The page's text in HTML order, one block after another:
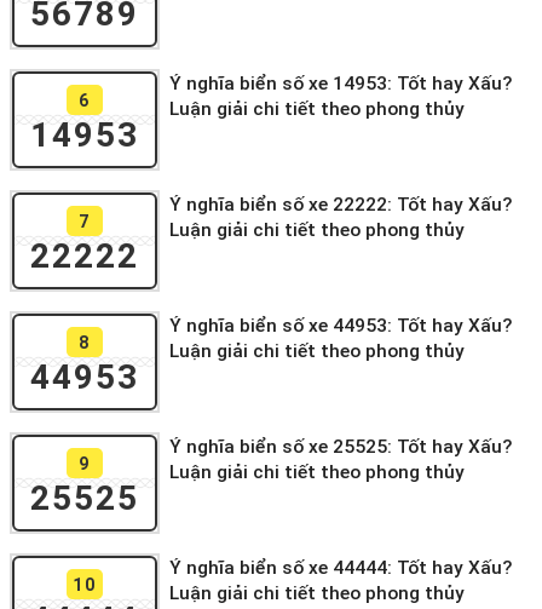
56789
6
14953
Ý nghĩa biển số xe 14953: Tốt hay Xấu?
Luận giải chi tiết theo phong thủy
7
22222
Ý nghĩa biển số xe 22222: Tốt hay Xấu?
Luận giải chi tiết theo phong thủy
8
44953
Ý nghĩa biển số xe 44953: Tốt hay Xấu?
Luận giải chi tiết theo phong thủy
9
25525
Ý nghĩa biển số xe 25525: Tốt hay Xấu?
Luận giải chi tiết theo phong thủy
10
Ý nghĩa biển số xe 44444: Tốt hay Xấu?
Luận giải chi tiết theo phong thủy